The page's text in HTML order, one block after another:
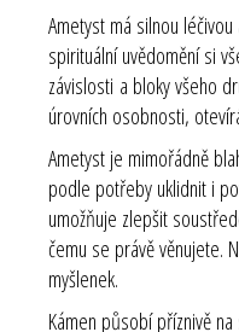
Ametyst má silnou
spirituální uvědomění si
závislosti a bloky všeho
úrovních osobnosti,
Ametyst je mimořádně
podle potřeby uklidnit i
umožňuje zlepšit
čemu se právě věnujete.
myšlenek.
Kámen působí příznivě